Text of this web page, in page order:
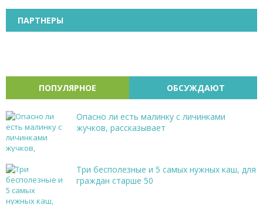
ПАРТНЕРЫ
ПОПУЛЯРНОЕ ОБСУЖДАЮТ
Опасно ли есть малинку с личинками
жучков, рассказывает
Три бесполезные и 5 самых нужных каш, для
граждан старше 50